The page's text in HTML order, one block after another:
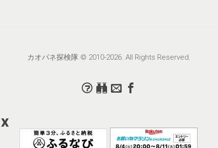
カオパネ探検隊 © 2010-2026. All Rights Reserved.